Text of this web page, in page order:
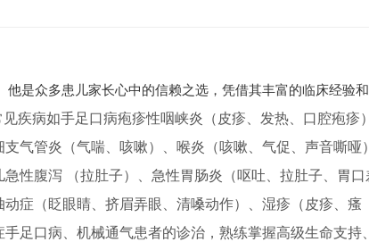
是众多患儿家长心中的信赖之选，凭借其丰富的临床经验
见疾病如手足口病疱疹性咽峡炎 （皮疹、发热、口腔疱疹
支气管炎 （气喘、咳嗽）、喉炎（咳嗽、气促、声音嘶哑
急性腹泻 （拉肚子）、急性胃肠炎（呕吐、拉肚子、胃口
动症 （眨眼睛、挤眉弄眼、清嗓动作）、湿疹（皮疹、瘙
足口病、机械通气患者的诊治，熟练掌握高级生命支持